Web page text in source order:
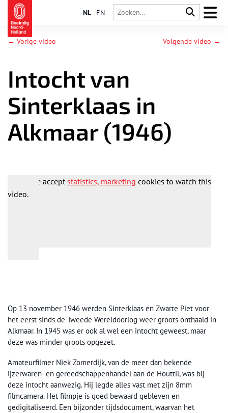
NL EN
← Vorige video Volgende video →
Intocht van
Sinterklaas in
Alkmaar (1946)
Please acceptstatistics, marketing cookies to watch this
video.
Op 13 november 1946 werden Sinterklaas en Zwarte Piet voor
het eerst sinds de Tweede Wereldoorlog weer groots onthaald in
Alkmaar. In 1945 was er ook al wel een intocht geweest, maar
deze was minder groots opgezet.
Amateurfilmer Niek Zomerdijk, van de meer dan bekende
ijzerwaren- en gereedschappenhandel aan de Houttil, was bij
deze intocht aanwezig. Hij legde alles vast met zijn 8mm
filmcamera. Het filmpje is goed bewaard gebleven en
gedigitaliseerd. Een bijzonder tijdsdocument, waarvan het